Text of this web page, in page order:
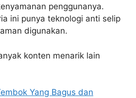
penggunanya.
ini punya teknologi anti selip
digunakan.
konten menarik lain
Yang Bagus dan